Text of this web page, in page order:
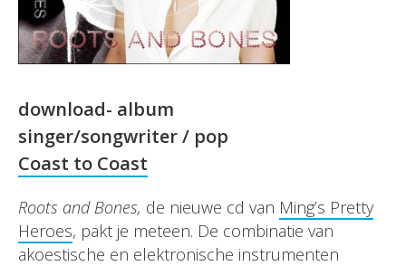
download- album
singer/songwriter/ pop
Coast to Coast
Roots and Bones, de nieuwe cd van Ming’s Pretty
Heroes, pakt je meteen. De combinatie van
akoestische en elektronische instrumenten